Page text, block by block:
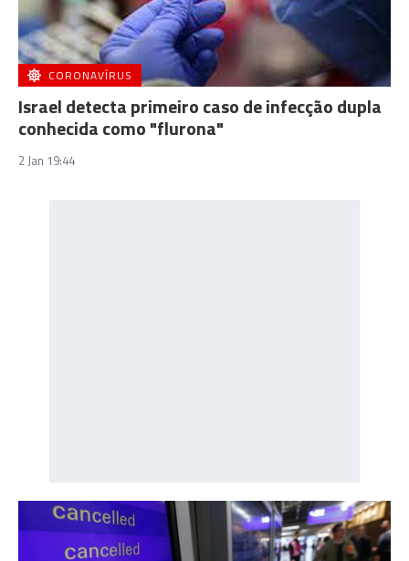
CORONAVÍRUS
Israel detecta primeiro caso de infecção dupla
conhecida como "flurona"
2 Jan 19:44